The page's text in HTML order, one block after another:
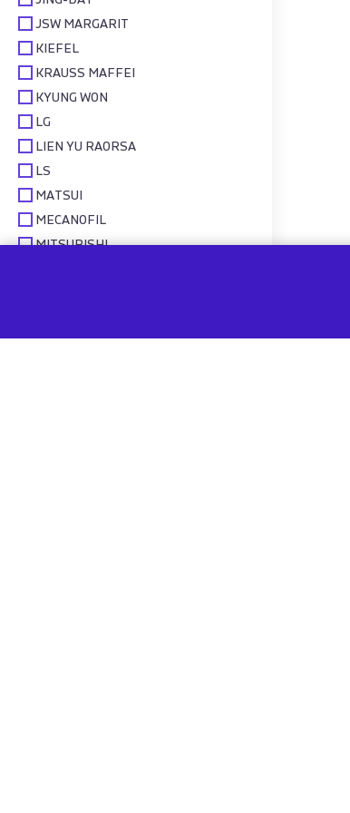
JSW MARGARIT
KIEFEL
KRAUSS MAFFEI
KYUNG WON
LG
LIEN YU RAORSA
LS
MATSUI
MECANOFIL
MITSUBISHI